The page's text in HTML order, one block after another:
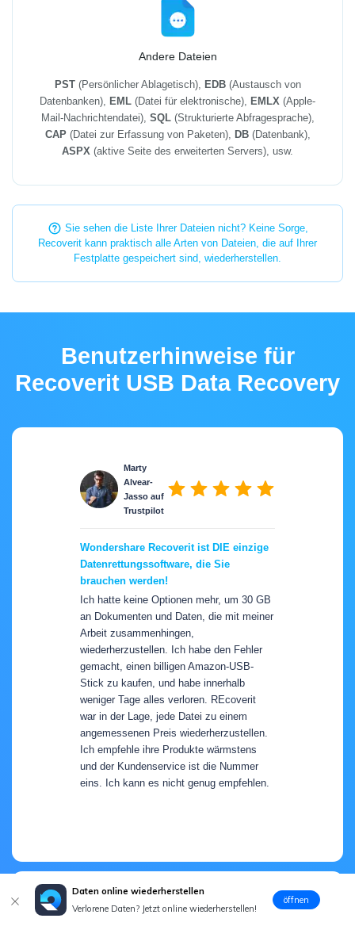
Andere Dateien
PST(Persönlicher Ablagetisch), EDB(Austausch von
Datenbanken), EML (Datei für elektronische), EMLX (Apple-
Mail-Nachrichtendatei), SQL(Strukturierte Abfragesprache),
CAP(Datei zur Erfassung von Paketen), DB(Datenbank),
ASPX (aktive Seite des erweiterten Servers), usw.
Sie sehen die Liste Ihrer Dateien nicht? Keine Sorge,
Recoverit kann praktisch alle Arten von Dateien, die auf Ihrer
Festplatte gespeichert sind, wiederherstellen.
Benutzerhinweise für
Recoverit USB Data Recovery
Marty
Alvear-
Jasso auf
Trustpilot
Wondershare Recoverit ist DIE einzige
Datenrettungssoftware, die Sie
brauchen werden!
Ich hatte keine Optionen mehr, um 30 GB
an Dokumenten und Daten, die mit meiner
Arbeit zusammenhingen,
wiederherzustellen. Ich habe den Fehler
gemacht, einen billigen Amazon-USB-
Stick zu kaufen, und habe innerhalb
weniger Tage alles verloren. REcoverit
war in der Lage, jede Datei zu einem
angemessenen Preis wiederherzustellen.
Ich empfehle ihre Produkte wärmstens
und der Kundenservice ist die Nummer
eins. Ich kann es nicht genug empfehlen.
Donald T
Daten online wiederherstellen
Verlorene Daten? Jetzt online wiederherstellen!
öffnen